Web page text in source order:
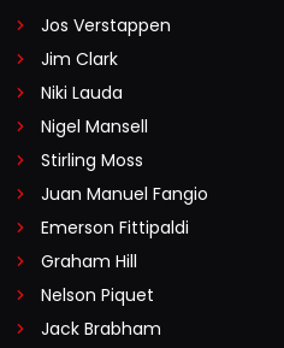
Jos Verstappen
Jim Clark
Niki Lauda
Nigel Mansell
Stirling Moss
Juan Manuel Fangio
Emerson Fittipaldi
Graham Hill
Nelson Piquet
Jack Brabham